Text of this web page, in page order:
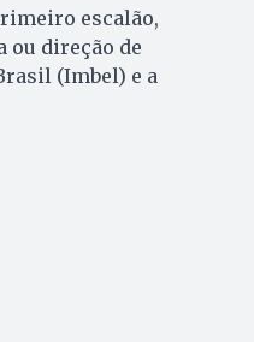
escalão,
ou direção de
(Imbel) e a